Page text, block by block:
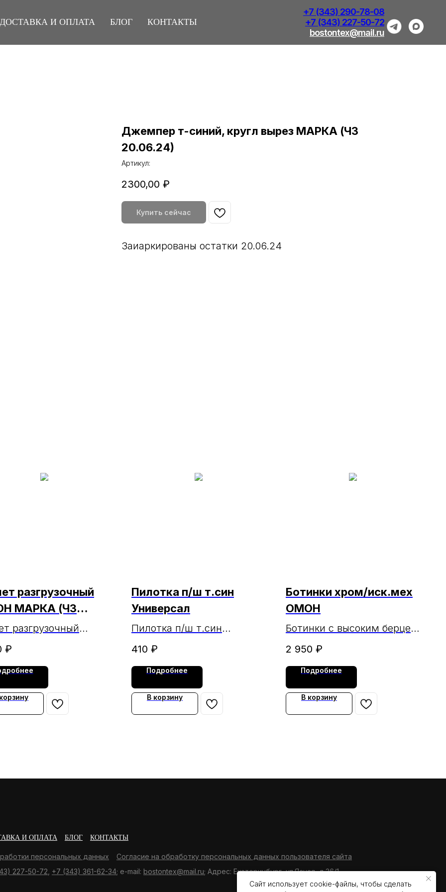
ДОСТАВКА И ОПЛАТА БЛОГ КОНТАКТЫ
+7 (343) 290-78-08
+7 (343) 227-50-72
bostontex@mail.ru
Джемпер т-синий, кругл вырез МАРКА (ЧЗ
20.06.24)
Артикул:
2300,00 ₽
Купить сейчас
Заиаркированы остатки 20.06.24
разгрузочный
МАРКА (ЧЗ
разгрузочный
МАРКА
₽
Пилотка п/ш т.син
Универсал
Пилотка п/ш т.син
Универсал
410 ₽
Подробнее
В корзину
Ботинки хром/иск.мех
ОМОН
Ботинки с высоким берцем
(25 см) хром/
2 950 ₽
Подробнее
В корзину
И ОПЛАТА БЛОГ КОНТАКТЫ
персональных данных
Согласие на обработку персональных данных пользователя сайта
227-50-72 +7 (343) 361-62-34; e-mail: bostontex@mail.ru; Адрес: Екатеринбург, ул.Ясная, д.36/1
Сайт использует cookie-файлы, чтобы сделать